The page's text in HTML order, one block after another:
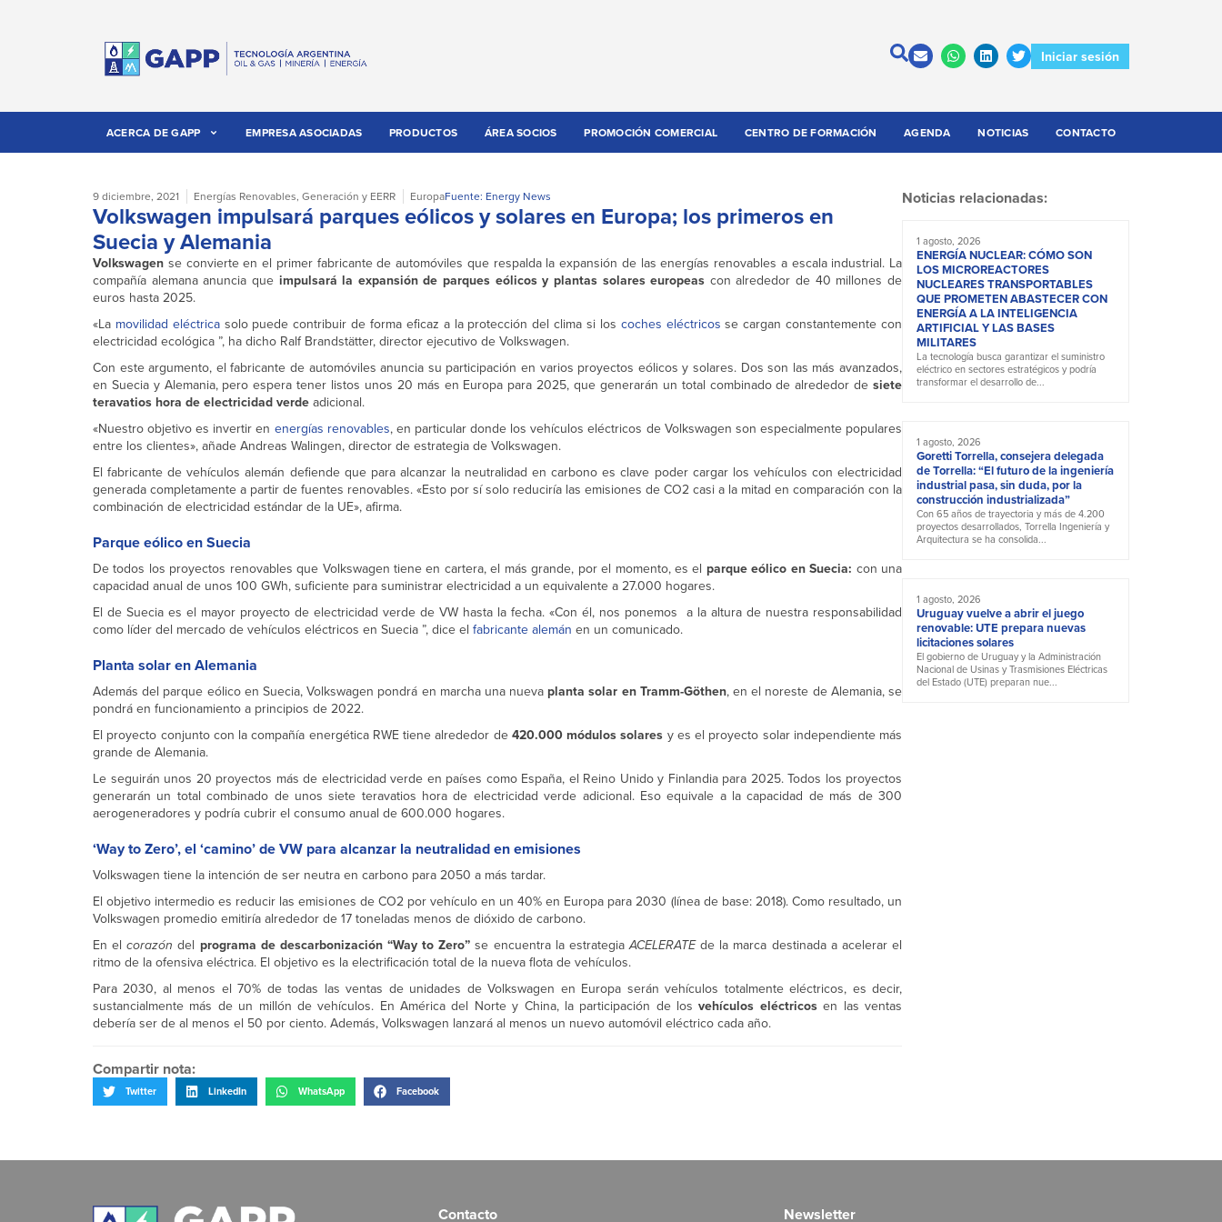
Iniciar sesión
ACERCA DE GAPP EMPRESA ASOCIADAS PRODUCTOS ÁREA SOCIOS PROMOCIÓN COMERCIAL CENTRO DE FORMACIÓN AGENDA NOTICIAS CONTACTO
9 diciembre, 2021 Energías Renovables, Generación y EERR EuropaFuente: Energy News
Volkswagen impulsará parques eólicos y solares en Europa; los primeros en
Suecia y Alemania
Volkswagen se convierte en el primer fabricante de automóviles que respalda la expansión de las energías renovables a escala industrial. La
compañía alemana anuncia que impulsará la expansión de parques eólicos y plantas solares europeas con alrededor de 40 millones de
euros hasta 2025.
«La movilidad eléctricasolo puede contribuir de forma eficaz a la protección del clima si los coches eléctricos se cargan constantemente con
electricidad ecológica ”, ha dicho Ralf Brandstätter, director ejecutivo de Volkswagen.
Con este argumento, el fabricante de automóviles anuncia su participación en varios proyectos eólicos y solares. Dos son las más avanzados,
en Suecia y Alemania, pero espera tener listos unos 20 más en Europa para 2025, que generarán un total combinado de alrededor de siete
teravatios hora de electricidad verde adicional.
«Nuestro objetivo es invertir en energías renovables, en particular donde los vehículos eléctricos de Volkswagen son especialmente populares
entre los clientes», añade Andreas Walingen, director de estrategia de Volkswagen.
El fabricante de vehículos alemán defiende que para alcanzar la neutralidad en carbono es clave poder cargar los vehículos con electricidad
generada completamente a partir de fuentes renovables. «Esto por sí solo reduciría las emisiones de CO2 casi a la mitad en comparación con la
combinación de electricidad estándar de la UE», afirma.
Parque eólico en Suecia
De todos los proyectos renovables que Volkswagen tiene en cartera, el más grande, por el momento, es el parque eólico en Suecia: con una
capacidad anual de unos 100 GWh, suficiente para suministrar electricidad a un equivalente a 27.000 hogares.
El de Suecia es el mayor proyecto de electricidad verde de VW hasta la fecha. «Con él, nos ponemos a la altura de nuestra responsabilidad
como líder del mercado de vehículos eléctricos en Suecia ”, dice el fabricante alemán en un comunicado.
Planta solar en Alemania
Además del parque eólico en Suecia, Volkswagen pondrá en marcha una nueva planta solar en Tramm-Göthen, en el noreste de Alemania, se
pondrá en funcionamiento a principios de 2022.
El proyecto conjunto con la compañía energética RWE tiene alrededor de 420.000 módulos solares y es el proyecto solar independiente más
grande de Alemania.
Le seguirán unos 20 proyectos más de electricidad verde en países como España, el Reino Unido y Finlandia para 2025. Todos los proyectos
generarán un total combinado de unos siete teravatios hora de electricidad verde adicional. Eso equivale a la capacidad de más de 300
aerogeneradores y podría cubrir el consumo anual de 600.000 hogares.
‘Way to Zero’, el ‘camino’ de VW para alcanzar la neutralidad en emisiones
Volkswagen tiene la intención de ser neutra en carbono para 2050 a más tardar.
El objetivo intermedio es reducir las emisiones de CO2 por vehículo en un 40% en Europa para 2030 (línea de base: 2018). Como resultado, un
Volkswagen promedio emitiría alrededor de 17 toneladas menos de dióxido de carbono.
En elcorazón del programa de descarbonización “Way to Zero” se encuentra la estrategiaACELERATEde la marca destinada a acelerar el
ritmo de la ofensiva eléctrica. El objetivo es la electrificación total de la nueva flota de vehículos.
Para 2030, al menos el 70% de todas las ventas de unidades de Volkswagen en Europa serán vehículos totalmente eléctricos, es decir,
sustancialmente más de un millón de vehículos. En América del Norte y China, la participación de losvehículos eléctricosen las ventas
debería ser de al menos el 50 por ciento. Además, Volkswagen lanzará al menos un nuevo automóvil eléctrico cada año.
Compartir nota:
Twitter LinkedIn WhatsApp Facebook
Noticias relacionadas:
1 agosto, 2026
ENERGÍA NUCLEAR: CÓMO SON
LOS MICROREACTORES
NUCLEARES TRANSPORTABLES
QUE PROMETEN ABASTECER CON
ENERGÍA A LA INTELIGENCIA
ARTIFICIAL Y LAS BASES
MILITARES
La tecnología busca garantizar el suministro
eléctrico en sectores estratégicos y podría
transformar el desarrollo de...
1 agosto, 2026
Goretti Torrella, consejera delegada
de Torrella: “El futuro de la ingeniería
industrial pasa, sin duda, por la
construcción industrializada”
Con 65 años de trayectoria y más de 4.200
proyectos desarrollados, Torrella Ingeniería y
Arquitectura se ha consolida...
1 agosto, 2026
Uruguay vuelve a abrir el juego
renovable: UTE prepara nuevas
licitaciones solares
El gobierno de Uruguay y la Administración
Nacional de Usinas y Trasmisiones Eléctricas
del Estado (UTE) preparan nue...
Contacto Newsletter